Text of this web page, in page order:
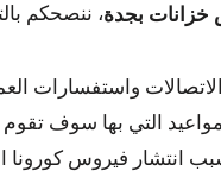
خزانات بجدة، ننصحكم
واستفسارات
التي بها سوف
بسبب انتشار فيروس